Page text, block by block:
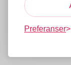
Preferanser